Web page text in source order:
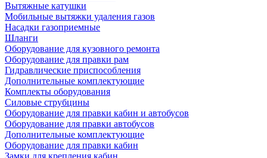
Вытяжные катушки
Мобильные вытяжки удаления газов
Насадки газоприемные
Шланги
Оборудование для кузовного ремонта
Оборудование для правки рам
Гидравлические приспособления
Дополнительные комплектующие
Комплекты оборудования
Силовые струбцины
Оборудование для правки кабин и автобусов
Оборудование для правки автобусов
Дополнительные комплектующие
Оборудование для правки кабин
Замки для крепления кабин